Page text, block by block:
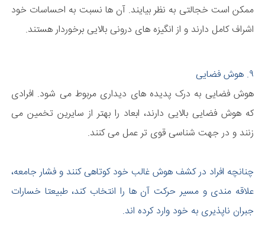
ممکن است خجالتی به نظر بیایند. آن ها نسبت به احساسات خود
اشراف کامل دارند و از انگیزه های درونی بالایی برخوردار هستند.
۹. هوش فضایی
هوش فضایی به درک پدیده های دیداری مربوط می شود. افرادی
که هوش فضایی بالایی دارند، ابعاد را بهتر از سایرین تخمین می
زنند و در جهت شناسی قوی تر عمل می کنند.
چنانچه افراد در کشف هوش غالب خود کوتاهی کنند و فشار جامعه،
علاقه مندی و مسیر حرکت آن ها را انتخاب کند، طبیعتا خسارات
جبران ناپذیری به خود وارد کرده اند.